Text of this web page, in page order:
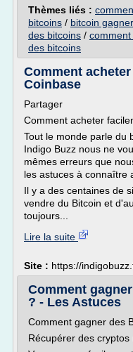
Thèmes liés :
bitcoins / bitcoin
des bitcoins /
des bitcoins
Comment
Coinbase
Partager
Comment acheter
Tout le monde parle du
Indigo Buzz nous ne
mêmes erreurs que
les astuces à connaître
Il y a des centaines de
vendre du Bitcoin et
toujours...
Lire la suite
Site : https://
Comment
? - Les Astuces
Comment gagner des
Récupérer des cryptos